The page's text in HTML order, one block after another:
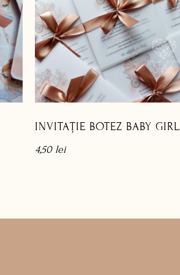
INVITAȚIE BOTEZ BABY GIRL
4,50 lei